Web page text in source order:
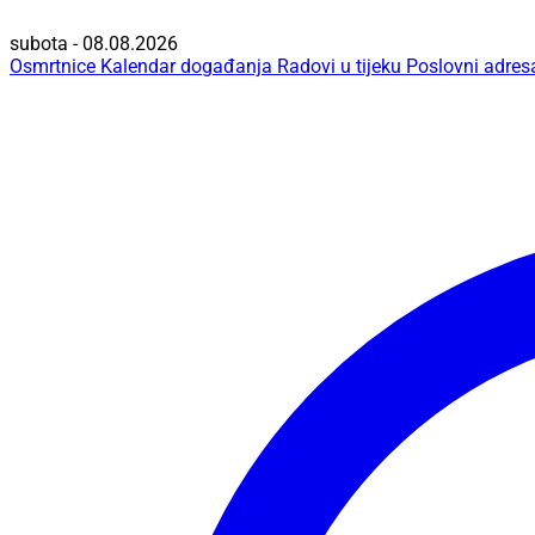
subota - 08.08.2026
Osmrtnice Kalendar događanja Radovi u tijeku Poslovni